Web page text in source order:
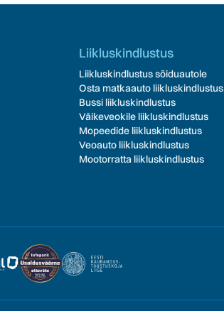
Liikluskindlustus
Liikluskindlustus sõiduautole
Osta matkaauto liikluskindlustus
Bussi liikluskindlustus
Väikeveokile liikluskindlustus
Mopeedide liikluskindlustus
Veoauto liikluskindlustus
Mootorratta liikluskindlustus